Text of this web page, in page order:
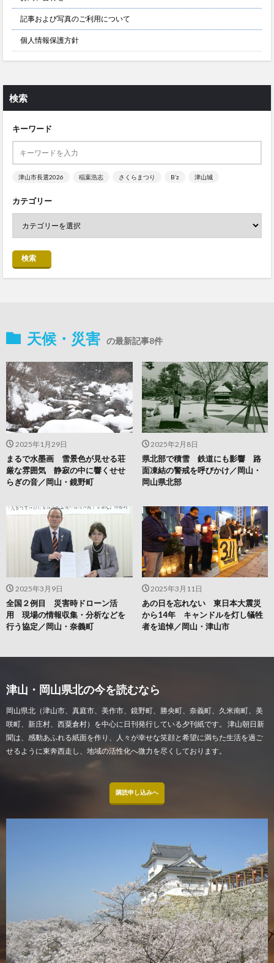
記事および写真のご利用について
個人情報保護方針
検索
キーワード
津山市長選2026 稲葉浩志 さくらまつり B’z 津山城
カテゴリー
検索
天候・災害 の最新記事8件
2025年3月11日
あの日を忘れない 東日本大震災
から14年 キャンドルを灯し犠牲
者を追悼／岡山・津山市
2025年3月9日
全国２例目 災害時ドローン活
用 現場の情報収集・分析などを
行う協定／岡山・奈義町
2025年2月8日
県北部で積雪 鉄道にも影響 路
面凍結の警戒を呼びかけ／岡山・
岡山県北部
2025年1月29日
まるで水墨画 雪景色が見せる荘
厳な雰囲気 静寂の中に響くせせ
らぎの音／岡山・鏡野町
津山・岡山県北の今を読むなら
岡山県北（津山市、真庭市、美作市、鏡野町、勝央町、奈義町、久米南町、美
咲町、新庄村、西粟倉村）を中心に日刊発行している夕刊紙です。 津山朝日新
聞は、感動あふれる紙面を作り、人々が幸せな笑顔と希望に満ちた生活を過ご
せるように東奔西走し、地域の活性化へ微力を尽くしております。
購読申し込みへ